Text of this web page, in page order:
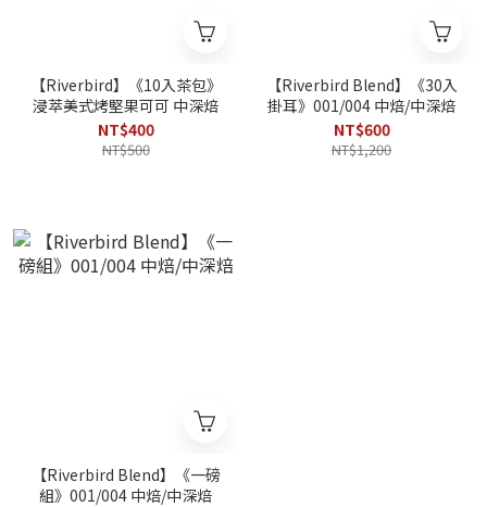
【Riverbird】《10入茶包》
浸萃美式烤堅果可可 中深焙
NT$400
NT$500
【Riverbird Blend】《30入
掛耳》001/004 中焙/中深焙
NT$600
NT$1,200
【Riverbird Blend】《一磅
組》001/004 中焙/中深焙